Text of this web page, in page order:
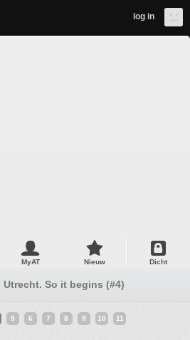
log in
MyAT Nieuw Dicht
Utrecht. So it begins (#4)
5 6 7 8 9 10 11